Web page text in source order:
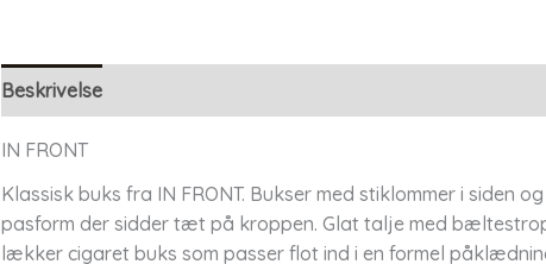
Beskrivelse
IN FRONT
Klassisk buks fra IN FRONT. Bukser med stiklommer i siden
pasform der sidder tæt på kroppen. Glat talje med
lækker cigaret buks som passer flot ind i en formel